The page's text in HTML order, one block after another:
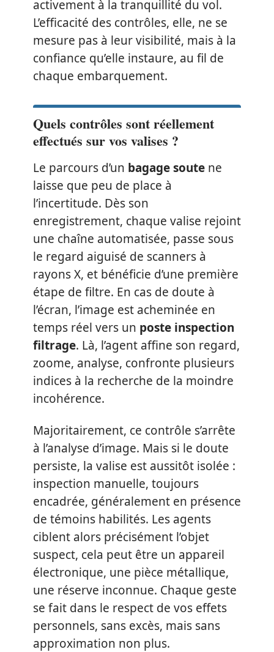
activement à la tranquillité du vol.
L’efficacité des contrôles, elle, ne se
mesure pas à leur visibilité, mais à la
confiance qu’elle instaure, au fil de
chaque embarquement.
Quels contrôles sont réellement
effectués sur vos valises ?
Le parcours d’un bagage soute ne
laisse que peu de place à
l’incertitude. Dès son
enregistrement, chaque valise rejoint
une chaîne automatisée, passe sous
le regard aiguisé de scanners à
rayons X, et bénéficie d’une première
étape de filtre. En cas de doute à
l’écran, l’image est acheminée en
temps réel vers un poste inspection
filtrage. Là, l’agent affine son regard,
zoome, analyse, confronte plusieurs
indices à la recherche de la moindre
incohérence.
Majoritairement, ce contrôle s’arrête
à l’analyse d’image. Mais si le doute
persiste, la valise est aussitôt isolée :
inspection manuelle, toujours
encadrée, généralement en présence
de témoins habilités. Les agents
ciblent alors précisément l’objet
suspect, cela peut être un appareil
électronique, une pièce métallique,
une réserve inconnue. Chaque geste
se fait dans le respect de vos effets
personnels, sans excès, mais sans
approximation non plus.